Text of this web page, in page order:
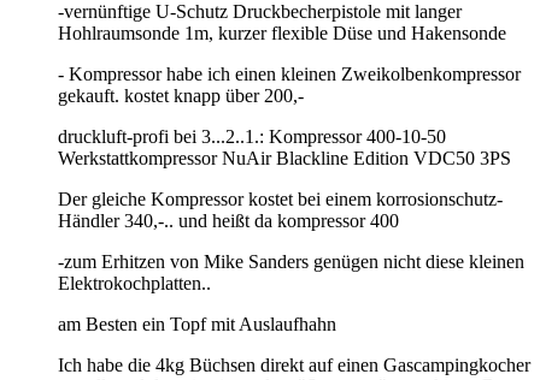
-vernünftige U-Schutz Druckbecherpistole mit langer
Hohlraumsonde 1m, kurzer flexible Düse und Hakensonde
- Kompressor habe ich einen kleinen Zweikolbenkompressor
gekauft. kostet knapp über 200,-
druckluft-profi bei 3...2..1.: Kompressor 400-10-50
Werkstattkompressor NuAir Blackline Edition VDC50 3PS
Der gleiche Kompressor kostet bei einem korrosionschutz-
Händler 340,-.. und heißt da kompressor 400
-zum Erhitzen von Mike Sanders genügen nicht diese kleinen
Elektrokochplatten..
am Besten ein Topf mit Auslaufhahn
Ich habe die 4kg Büchsen direkt auf einen Gascampingkocher